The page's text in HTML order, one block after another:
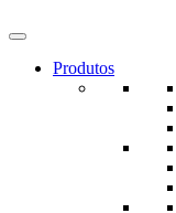
Produtos